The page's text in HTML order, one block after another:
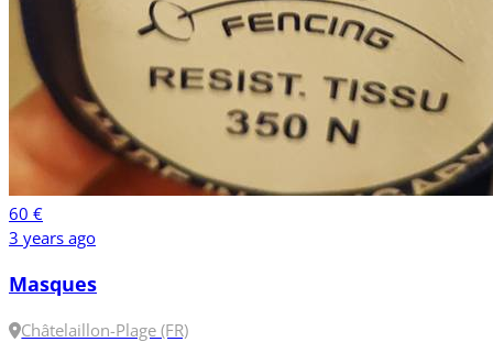
60 €
3 years ago
Masques
Châtelaillon-Plage (FR)